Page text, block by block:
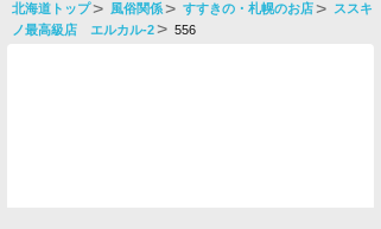
北海道トップ 風俗関係 すすきの・札幌のお店
ススキ
ノ最高級店 エルカル-2
556